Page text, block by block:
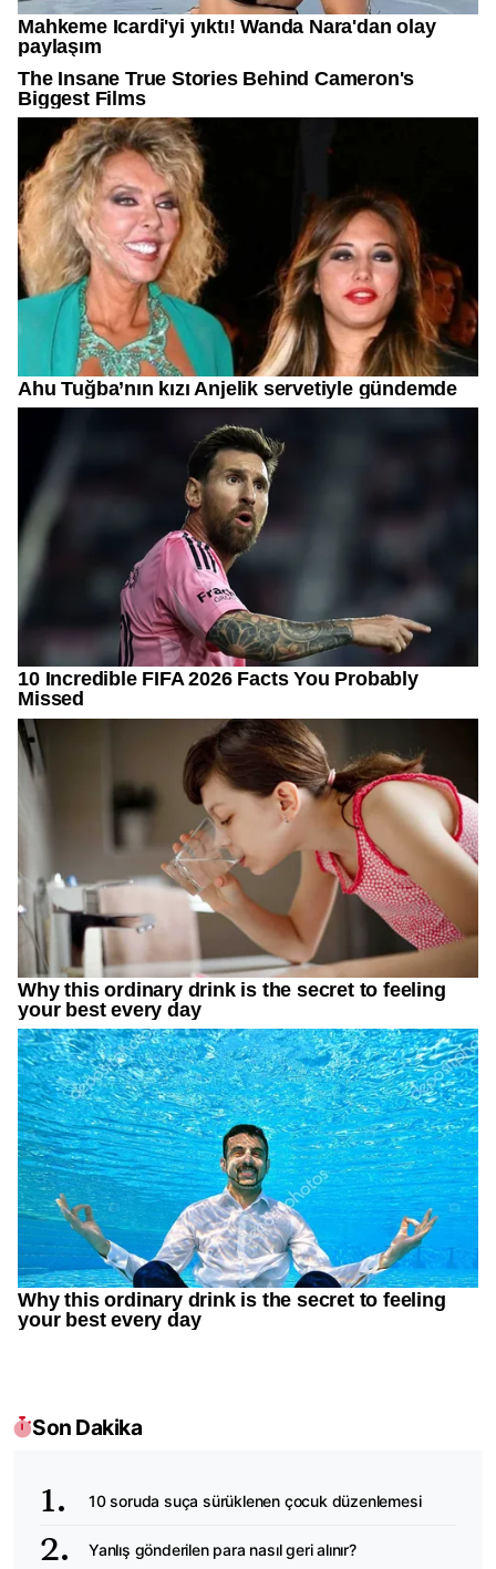
Son Dakika
10 soruda suça sürüklenen çocuk düzenlemesi
Yanlış gönderilen para nasıl geri alınır?